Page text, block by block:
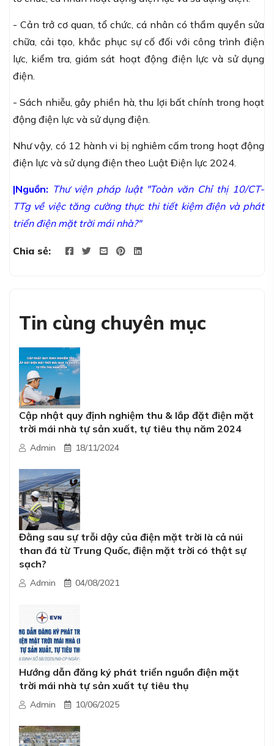
- Cản trở cơ quan, tổ chức, cá nhân có thẩm quyền sửa
chữa, cải tạo, khắc phục sự cố đối với công trình điện
lực, kiểm tra, giám sát hoạt động điện lực và sử dụng
điện.
- Sách nhiễu, gây phiền hà, thu lợi bất chính trong hoạt
động điện lực và sử dụng điện.
Như vậy, có 12 hành vi bị nghiêm cấm trong hoạt động
điện lực và sử dụng điện theo Luật Điện lực 2024.
|Nguồn: Thư viện pháp luật "Toàn văn Chỉ thị 10/CT-
TTg về việc tăng cường thực thi tiết kiệm điện và phát
triển điện mặt trời mái nhà?"
Chia sẻ:
Tin cùng chuyên mục
Cập nhật quy định nghiệm thu & lắp đặt điện mặt
trời mái nhà tự sản xuất, tự tiêu thụ năm 2024
Admin 18/11/2024
Đằng sau sự trỗi dậy của điện mặt trời là cả núi
than đá từ Trung Quốc, điện mặt trời có thật sự
sạch?
Admin 04/08/2021
Hướng dẫn đăng ký phát triển nguồn điện mặt
trời mái nhà tự sản xuất tự tiêu thụ
Admin 10/06/2025